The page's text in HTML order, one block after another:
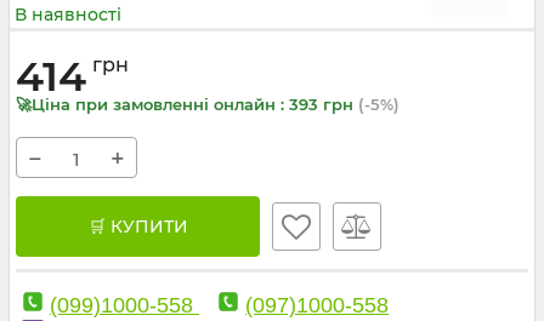
В наявності
414 грн
🚀Ціна при замовленні онлайн : 393 грн (-5%)
− +
🛒 КУПИТИ
(099)1000-558
(097)1000-558